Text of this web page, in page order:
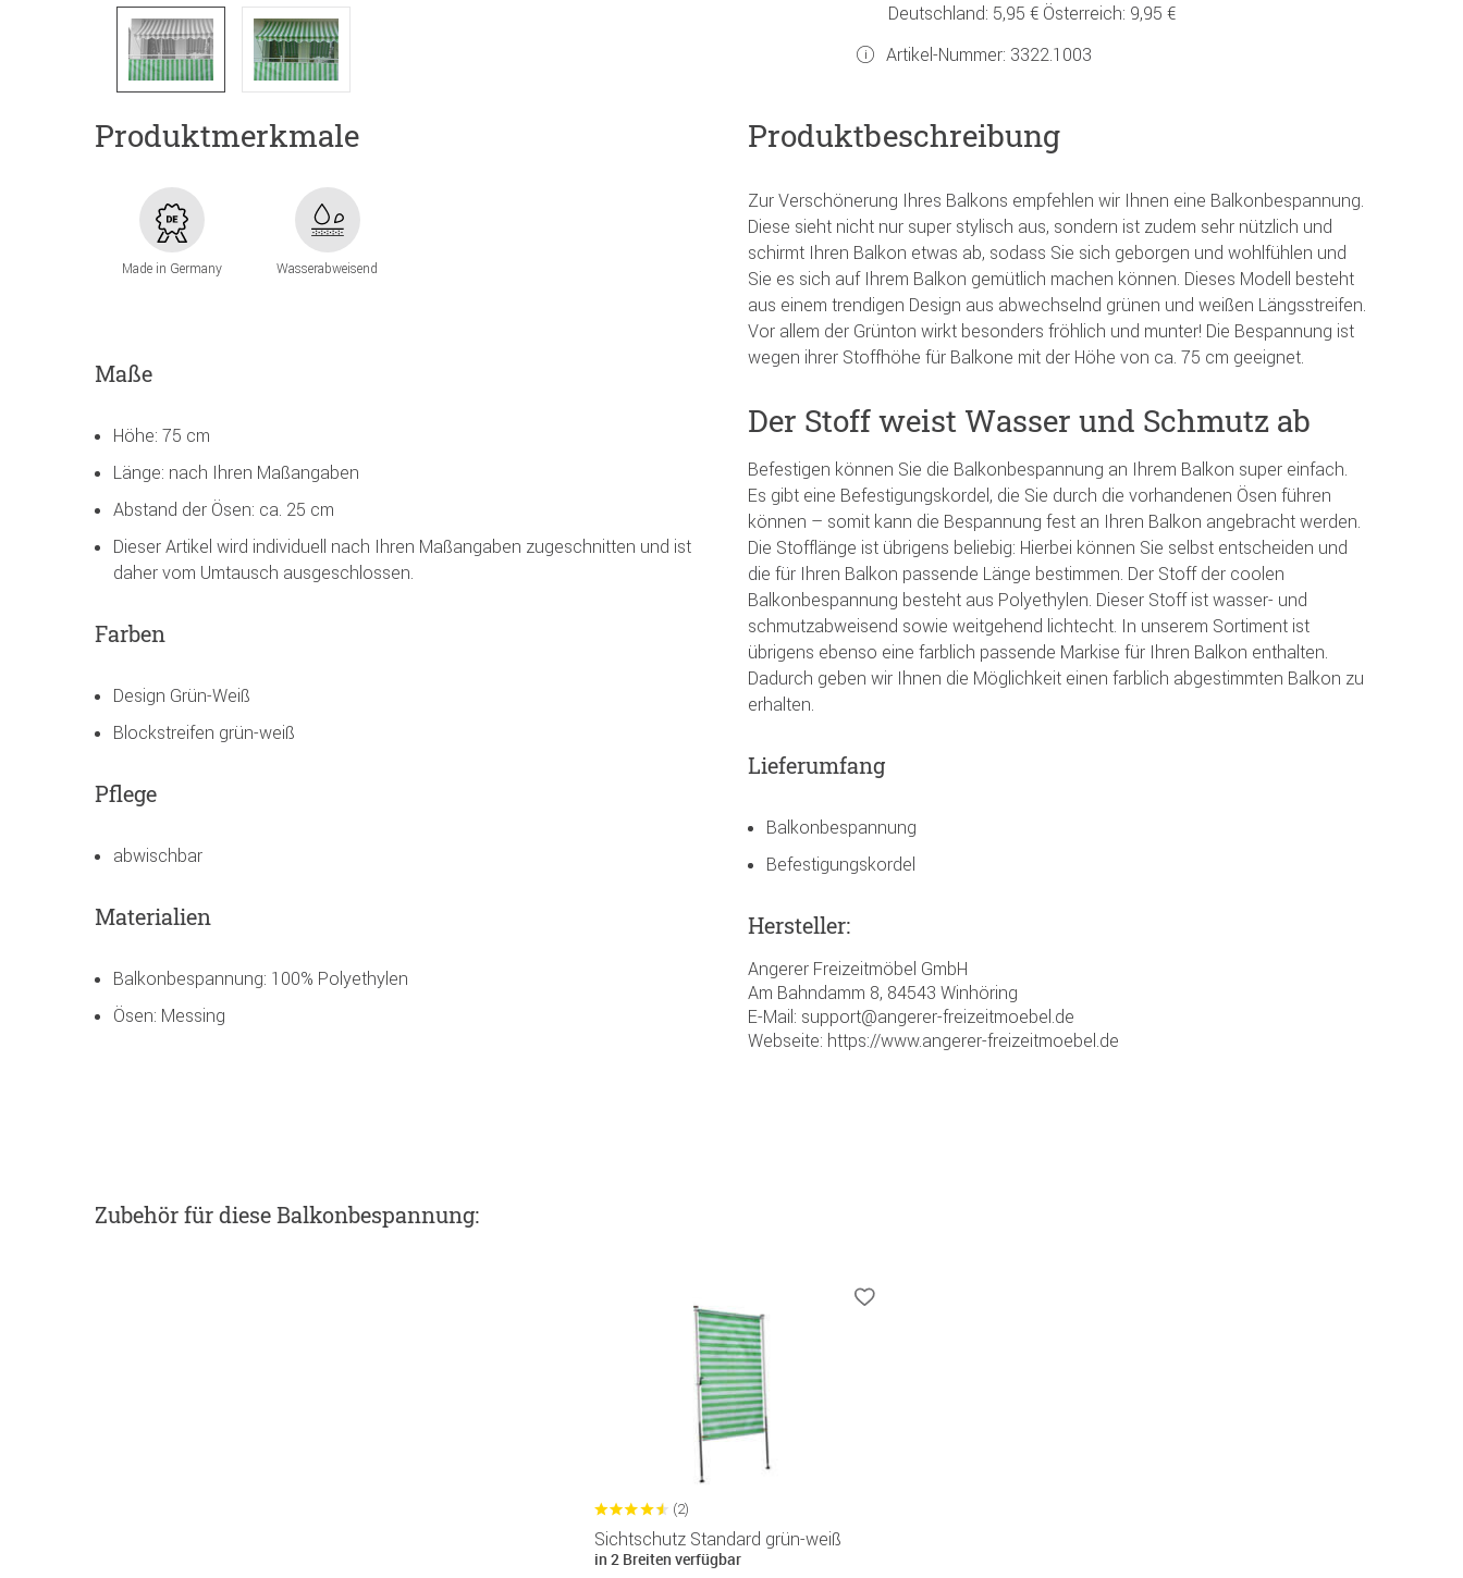
Deutschland: 5,95 € Österreich: 9,95 €
Artikel-Nummer: 3322.1003
Produktmerkmale
Made in Germany Wasserabweisend
Maße
Höhe: 75 cm
Länge: nach Ihren Maßangaben
Abstand der Ösen: ca. 25 cm
Dieser Artikel wird individuell nach Ihren Maßangaben zugeschnitten und ist
daher vom Umtausch ausgeschlossen.
Farben
Design Grün-Weiß
Blockstreifen grün-weiß
Pflege
abwischbar
Materialien
Balkonbespannung: 100% Polyethylen
Ösen: Messing
Produktbeschreibung
Zur Verschönerung Ihres Balkons empfehlen wir Ihnen eine Balkonbespannung.
Diese sieht nicht nur super stylisch aus, sondern ist zudem sehr nützlich und
schirmt Ihren Balkon etwas ab, sodass Sie sich geborgen und wohlfühlen und
Sie es sich auf Ihrem Balkon gemütlich machen können. Dieses Modell besteht
aus einem trendigen Design aus abwechselnd grünen und weißen Längsstreifen.
Vor allem der Grünton wirkt besonders fröhlich und munter! Die Bespannung ist
wegen ihrer Stoffhöhe für Balkone mit der Höhe von ca. 75 cm geeignet.
Der Stoff weist Wasser und Schmutz ab
Befestigen können Sie die Balkonbespannung an Ihrem Balkon super einfach.
Es gibt eine Befestigungskordel, die Sie durch die vorhandenen Ösen führen
können – somit kann die Bespannung fest an Ihren Balkon angebracht werden.
Die Stofflänge ist übrigens beliebig: Hierbei können Sie selbst entscheiden und
die für Ihren Balkon passende Länge bestimmen. Der Stoff der coolen
Balkonbespannung besteht aus Polyethylen. Dieser Stoff ist wasser- und
schmutzabweisend sowie weitgehend lichtecht. In unserem Sortiment ist
übrigens ebenso eine farblich passende Markise für Ihren Balkon enthalten.
Dadurch geben wir Ihnen die Möglichkeit einen farblich abgestimmten Balkon zu
erhalten.
Lieferumfang
Balkonbespannung
Befestigungskordel
Hersteller:
Angerer Freizeitmöbel GmbH
Am Bahndamm 8, 84543 Winhöring
E-Mail: support@angerer-freizeitmoebel.de
Webseite: https://www.angerer-freizeitmoebel.de
Zubehörfür diese Balkonbespannung:
(2)
Sichtschutz Standard grün-weiß
in 2 Breiten verfügbar